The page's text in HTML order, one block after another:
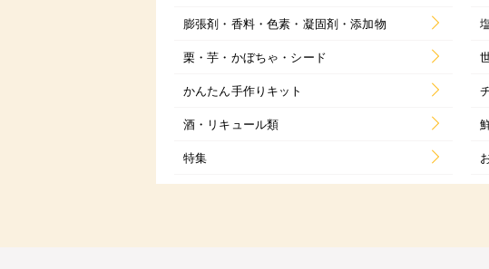
膨張剤・香料・色素・凝固剤・添加物
栗・芋・かぼちゃ・シード
かんたん手作りキット
酒・リキュール類
特集